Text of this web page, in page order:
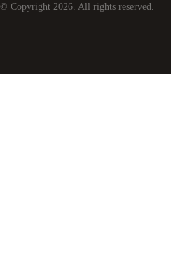
© Copyright 2026 . All rights reserved.